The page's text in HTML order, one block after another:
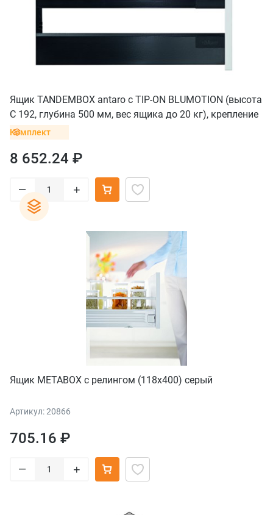
Ящик TANDEMBOX antaro с TIP-ON BLUMOTION (высота
С 192, глубина 500 мм, вес ящика до 20 кг), крепление
INSERTA, черный
Комплект
8 652.24 ₽
– +
Ящик METABOX с релингом (118х400) серый
Артикул: 20866
705.16 ₽
– +